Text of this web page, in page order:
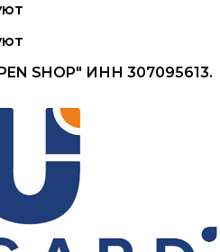
SHOP" ИНН 307095613.